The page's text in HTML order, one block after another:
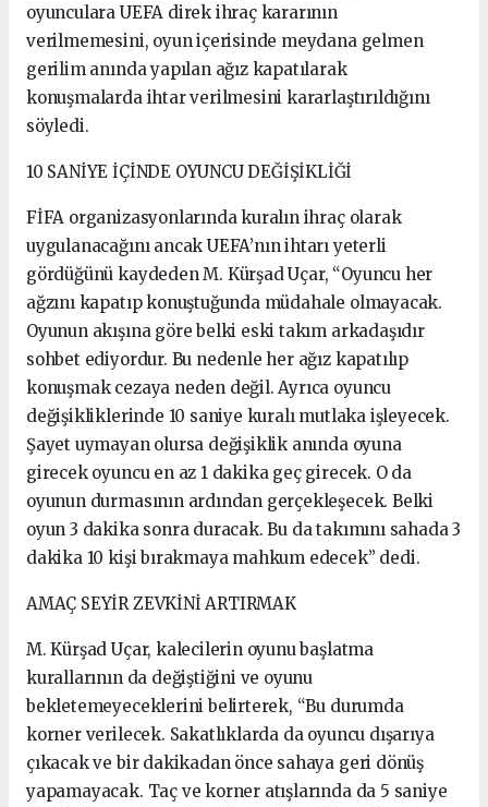
oyunculara UEFA direk ihraç kararının
verilmemesini, oyun içerisinde meydana gelmen
gerilim anında yapılan ağız kapatılarak
konuşmalarda ihtar verilmesini kararlaştırıldığını
söyledi.
10 SANİYE İÇİNDE OYUNCU DEĞİŞİKLİĞİ
FİFA organizasyonlarında kuralın ihraç olarak
uygulanacağını ancak UEFA’nın ihtarı yeterli
gördüğünü kaydeden M. Kürşad Uçar, “Oyuncu her
ağzını kapatıp konuştuğunda müdahale olmayacak.
Oyunun akışına göre belki eski takım arkadaşıdır
sohbet ediyordur. Bu nedenle her ağız kapatılıp
konuşmak cezaya neden değil. Ayrıca oyuncu
değişikliklerinde 10 saniye kuralı mutlaka işleyecek.
Şayet uymayan olursa değişiklik anında oyuna
girecek oyuncu en az 1 dakika geç girecek. O da
oyunun durmasının ardından gerçekleşecek. Belki
oyun 3 dakika sonra duracak. Bu da takımını sahada 3
dakika 10 kişi bırakmaya mahkum edecek” dedi.
AMAÇ SEYİR ZEVKİNİ ARTIRMAK
M. Kürşad Uçar, kalecilerin oyunu başlatma
kurallarının da değiştiğini ve oyunu
bekletemeyeceklerini belirterek, “Bu durumda
korner verilecek. Sakatlıklarda da oyuncu dışarıya
çıkacak ve bir dakikadan önce sahaya geri dönüş
yapamayacak. Taç ve korner atışlarında da 5 saniye